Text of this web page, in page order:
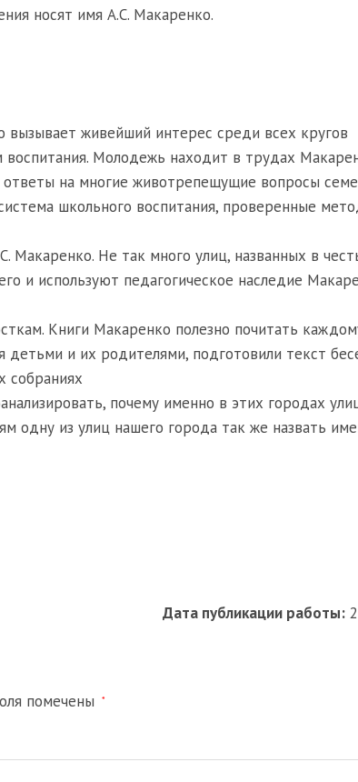
носят имя А.С. Макаренко.
вызывает живейший интерес среди всех кругов
Молодежь находит в трудах
на многие животрепещущие вопросы
школьного воспитания, проверенные
Макаренко. Не так много улиц, названных в
и используют педагогическое наследие
Книги Макаренко полезно почитать
детьми и их родителями, подготовили текст
собраниях
почему именно в этих городах
одну из улиц нашего города так же назвать
Дата публикации работы:
помечены *